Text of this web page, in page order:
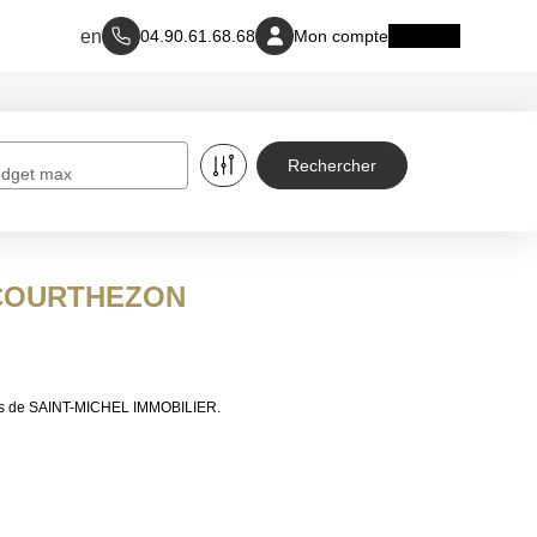
04.90.61.68.68 Mon compte
max
SAINT-MICHEL IMMOBILIER.